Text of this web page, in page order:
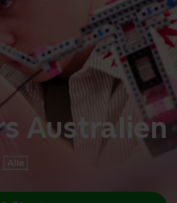
Australien